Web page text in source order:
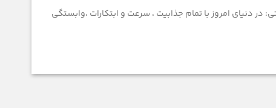
در دنياي امروز با تمام جذابيت ، سرعت و ابتكارات ،وابستگي